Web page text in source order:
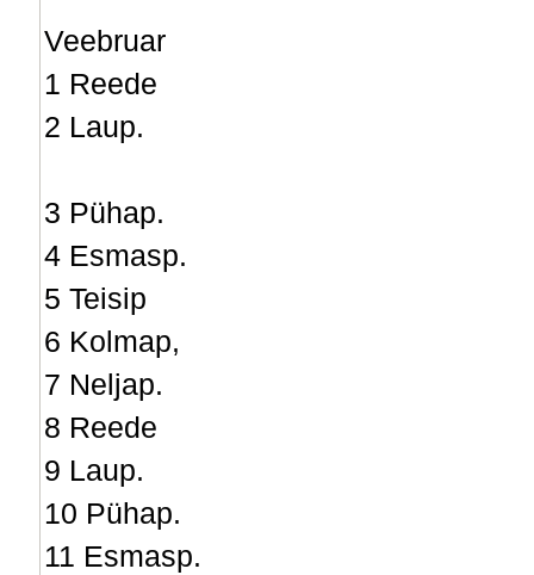
Veebruar
1 Reede
2 Laup.
3 Pühap.
4 Esmasp.
5 Teisip
6 Kolmap,
7 Neljap.
8 Reede
9 Laup.
10 Pühap.
11 Esmasp.